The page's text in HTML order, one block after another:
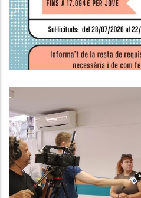
Joventut,
L’Oficina Jove I El
Impulsen Les
Del Baix Penedès
Salut I La